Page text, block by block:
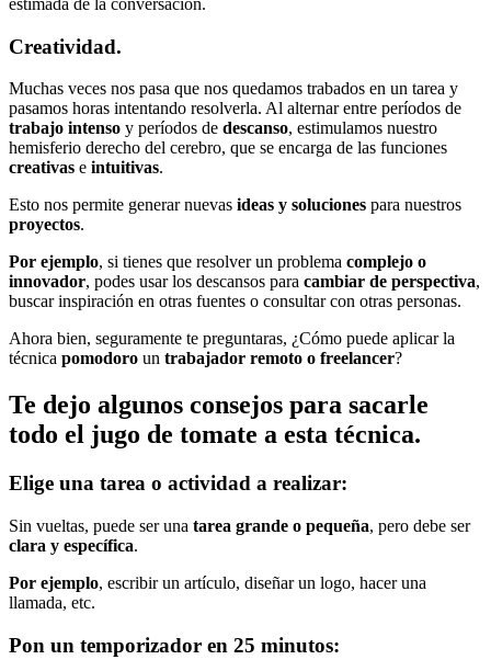
Creatividad.
Muchas veces nos pasa que nos quedamos trabados en un tarea y
pasamos horas intentando resolverla. Al alternar entre períodos de
trabajo intenso y períodos de descanso, estimulamos nuestro
hemisferio derecho del cerebro, que se encarga de las funciones
creativas e intuitivas.
Esto nos permite generar nuevas ideas y soluciones para nuestros
proyectos.
Por ejemplo, si tienes que resolver un problema complejo o
innovador, podes usar los descansos para cambiar de perspectiva,
buscar inspiración en otras fuentes o consultar con otras personas.
Ahora bien, seguramente te preguntaras, ¿Cómo puede aplicar la
técnica pomodoro un trabajador remoto o freelancer?
Te dejo algunos consejos para sacarle
todo el jugo de tomate a esta técnica.
Elige una tarea o actividad a realizar:
Sin vueltas, puede ser una tarea grande o pequeña, pero debe ser
clara y específica.
Por ejemplo, escribir un artículo, diseñar un logo, hacer una
llamada, etc.
Pon un temporizador en 25 minutos: